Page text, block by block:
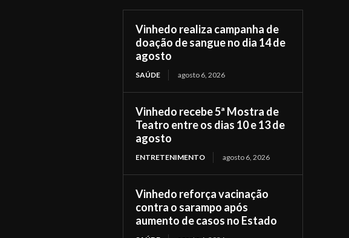
Vinhedo realiza campanha de
doação de sangue no dia 14 de
agosto
SAÚDE agosto 6, 2026
Vinhedo recebe 5ª Mostra de
Teatro entre os dias 10 e 13 de
agosto
ENTRETENIMENTO agosto 6, 2026
Vinhedo reforça vacinação
contra o sarampo após
aumento de casos no Estado